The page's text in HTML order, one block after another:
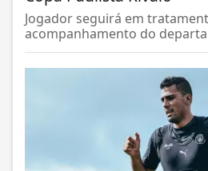
Jogador seguirá em
acompanhamento do